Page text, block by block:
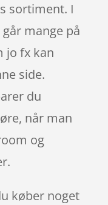
sortiment. I
mange på
jo fx kan
side.
du
når man
og
køber noget